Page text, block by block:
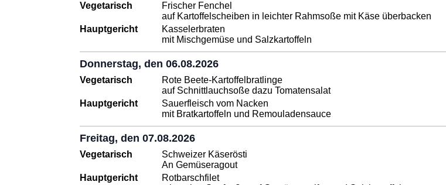
Vegetarisch
Frischer Fenchel
auf Kartoffelscheiben in leichter Rahmsoße mit Käse überbacken
Hauptgericht
Kasselerbraten
mit Mischgemüse und Salzkartoffeln
Donnerstag, den 06.08.2026
Vegetarisch
Rote Beete-Kartoffelbratlinge
auf Schnittlauchsoße dazu Tomatensalat
Hauptgericht
Sauerfleisch vom Nacken
mit Bratkartoffeln und Remouladensauce
Freitag, den 07.08.2026
Vegetarisch
Schweizer Käserösti
An Gemüseragout
Hauptgericht
Rotbarschfilet